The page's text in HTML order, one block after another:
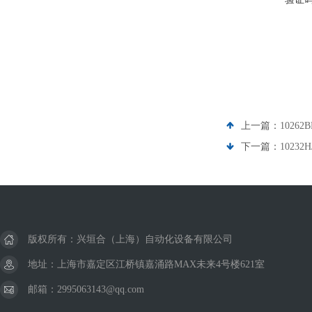
上一篇：
下一篇：
版权所有：兴垣合（上海）自动化设备有限公司
地址：上海市嘉定区江桥镇嘉涌路MAX未来4号楼621室
邮箱：2995063143@qq.com